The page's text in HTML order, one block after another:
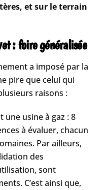
et sur le terrain
: foire généralisée
a imposé par la
pire que celui qui
raisons :
une usine à gaz : 8
à évaluer, chacun
Par ailleurs,
des
sont
C’est ainsi que,